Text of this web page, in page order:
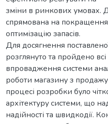
зміни в ринкових умовах.
спрямована на покращення
оптимізацію запасів.
Для досягнення
розглянуто та пройдено
впровадження системи
роботи магазину з
процесі розробки було
архітектуру системи, що
надійності та швидкодії.